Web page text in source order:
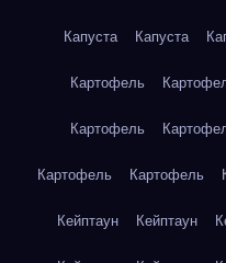
Капуста Капуста
Картофель
Картофель
Картофель Картофель
Кейптаун Кейптаун